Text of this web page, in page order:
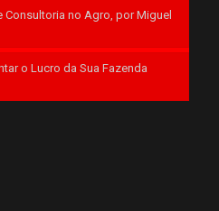
no Agro, por Miguel
o Lucro da Sua Fazenda